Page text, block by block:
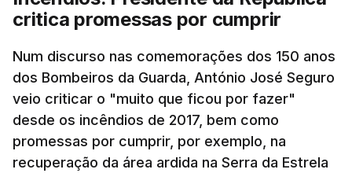
critica promessas por cumprir
Num discurso nas comemorações dos 150 anos
dos Bombeiros da Guarda, António José Seguro
veio criticar o "muito que ficou por fazer"
desde os incêndios de 2017, bem como
promessas por cumprir, por exemplo, na
recuperação da área ardida na Serra da Estrela